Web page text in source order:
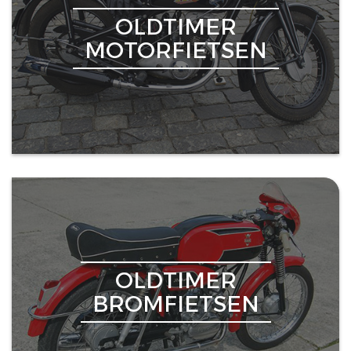
OLDTIMER
MOTORFIETSEN
OLDTIMER
BROMFIETSEN